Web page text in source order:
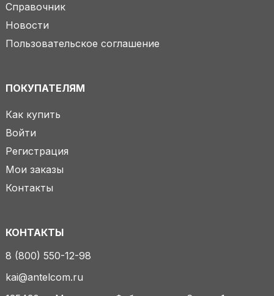
Справочник
Новости
Пользовательское соглашение
ПОКУПАТЕЛЯМ
Как купить
Войти
Регистрация
Мои заказы
Контакты
КОНТАКТЫ
8 (800) 550-12-98
kai@antelcom.ru